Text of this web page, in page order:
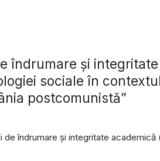
îndrumare și integritate
sociale în
postcomunistă”
îndrumare și integritate academică